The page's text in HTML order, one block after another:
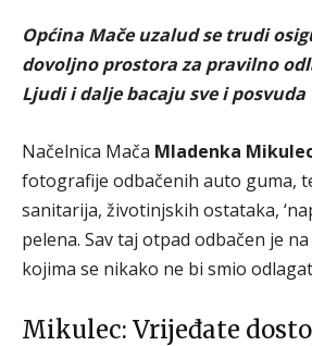
Općina Mače uzalud se trudi
dovoljno prostora za pravilno
Ljudi i dalje bacaju sve i posvuda
Načelnica Mača Mladenka
fotografije odbačenih auto guma,
sanitarija, životinjskih ostataka,
pelena. Sav taj otpad odbačen je
kojima se nikako ne bi smio
Mikulec: Vrijeđate